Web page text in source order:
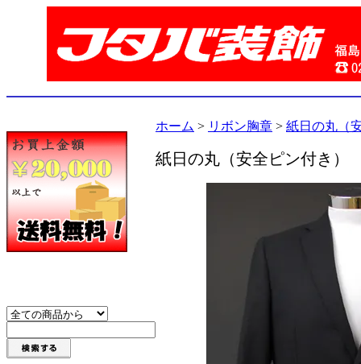
ホーム > リボン胸章 > 紙日の丸（
紙日の丸（安全ピン付き）